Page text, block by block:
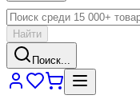
Найти
Поиск...